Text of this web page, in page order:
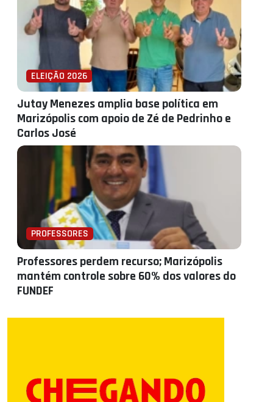
ELEIÇÃO 2026
Jutay Menezes amplia base política em
Marizópolis com apoio de Zé de Pedrinho e
Carlos José
PROFESSORES
Professores perdem recurso; Marizópolis
mantém controle sobre 60% dos valores do
FUNDEF